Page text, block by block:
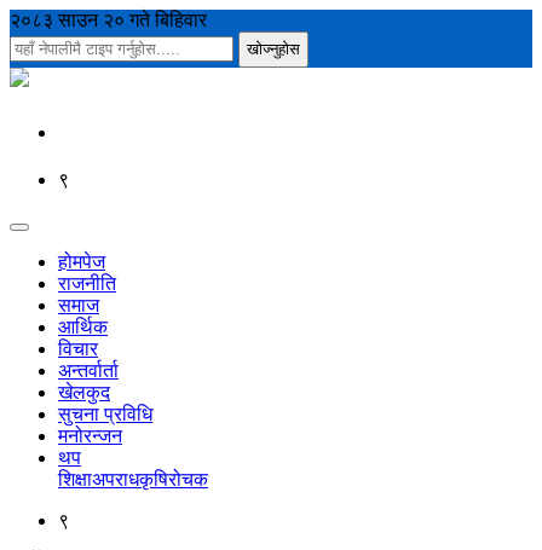
२०८३ साउन २० गते बिहिवार
९
होमपेज
राजनीति
समाज
आर्थिक
विचार
अन्तर्वार्ता
खेलकुद
सुचना प्रविधि
मनोरन्जन
थप
शिक्षाअपराधकृषिरोचक
९